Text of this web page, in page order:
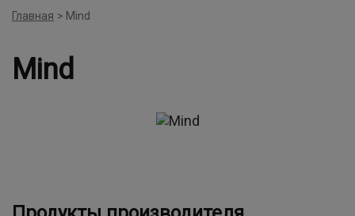
Главная > Mind
Mind